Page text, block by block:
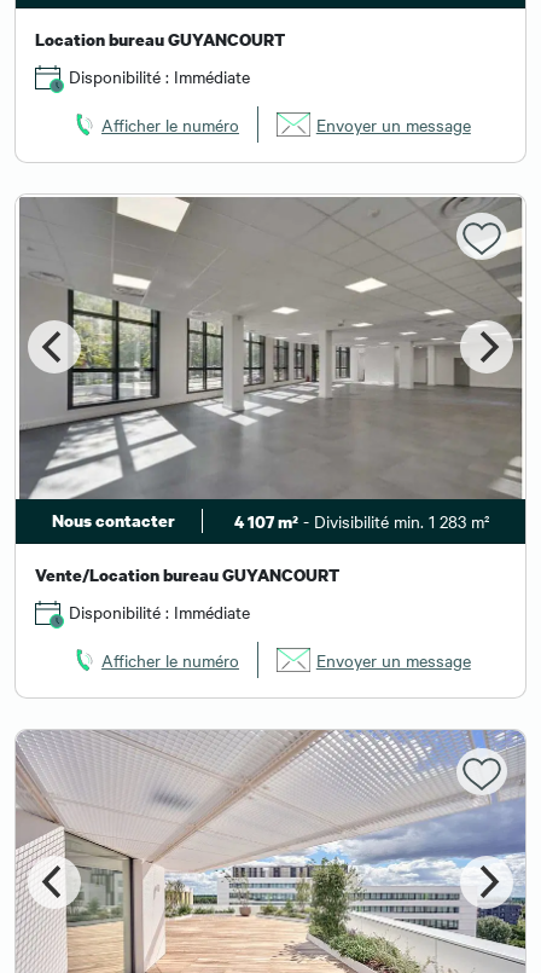
Location bureau GUYANCOURT
Disponibilité : Immédiate
Afficher le numéro Envoyer un message
Nous contacter 4 107 m² - Divisibilité min. 1 283 m²
Vente/Location bureau GUYANCOURT
Disponibilité : Immédiate
Afficher le numéro Envoyer un message